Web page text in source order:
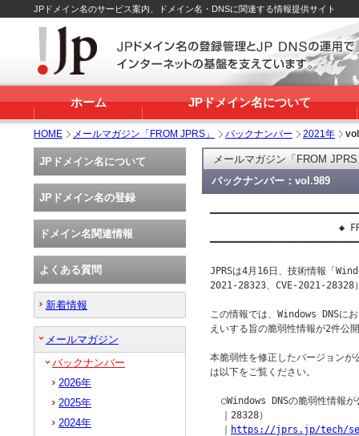
JPドメイン名のサービス案内、ドメイン名・DNSに関連する情報提供サイト
ホーム JPドメイン名について
HOME メールマガジン「FROM JPRS」 バックナンバー 2021年
メールマガジン「FROM
バックナンバー：vol.989
◆
JPRSは4月16日、技術情報「
2021-28323、CVE-2021-28328
この情報では、Windows DNSに
えいする旨の脆弱性情報が2件公
本脆弱性を修正したバージョン
は以下をご覧ください。
○Windows DNSの脆弱性情報
  ｜28328）
https://jprs.jp/tech/
JPドメイン名について
JPドメイン名の登録
ドメイン名関連情報
よくある質問
新着情報
メールマガジン
バックナンバー
2026年
2025年
2024年